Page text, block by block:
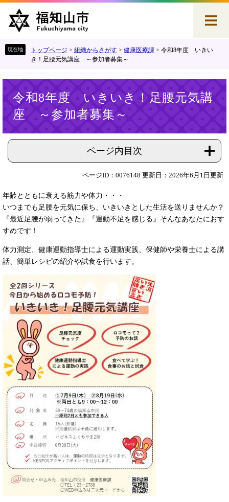
す
し
トップページ > 組織からさがす > 健康医療課 > 令和8年度 いきい
き！足腰元気講座 ～参加者募集～
令和8年度 いきいき！足腰元気講
座 ～参加者募集～
ページ内目次
ページID：0076148 更新日：2026年6月1日更新
年齢とともに衰える筋力や体力・・・
いつまでも足腰を元気に保ち、いきいきとした生活を送りませんか？
『最近足腰が弱ってきた』『運動不足を感じる』そんなあなたにおす
すめです！
体力測定、健康運動指導士による運動実践、保健師や栄養士による講
話、簡単レシピの紹介や試食を行います。